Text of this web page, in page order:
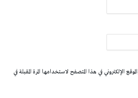
الإلكتروني في هذا المتصفح لاستخدامها المرة المقبلة في